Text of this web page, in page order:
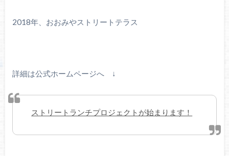
2018年、おおみやストリートテラス
詳細は公式ホームページへ ↓
ストリートランチプロジェクトが始まります！